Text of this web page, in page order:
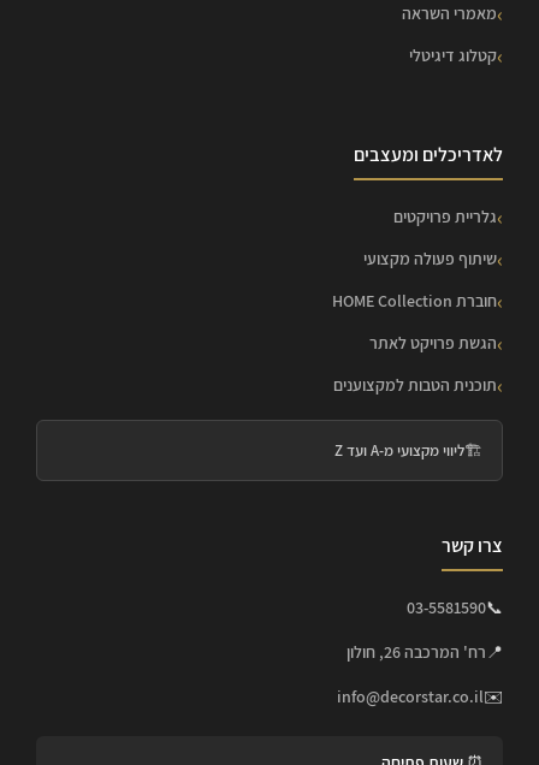
מאמרי השראה
קטלוג דיגיטלי
לאדריכלים ומעצבים
גלריית פרויקטים
שיתוף פעולה מקצועי
חוברת HOME Collection
הגשת פרויקט לאתר
תוכנית הטבות למקצוענים
🏗️ליווי מקצועי מ-A ועד Z
צרו קשר
📞
03-5581590
📍 רח' המרכבה 26, חולון
✉️
info@decorstar.co.il